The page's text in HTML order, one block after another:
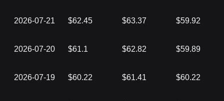
2026-07-21 $62.45 $63.37 $59.92
2026-07-20 $61.1 $62.82 $59.89
2026-07-19 $60.22 $61.41 $60.22